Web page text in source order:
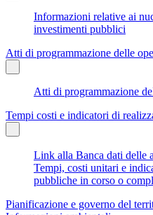
Informazioni relative ai
investimenti pubblici
Atti di programmazione delle
Atti di programmazione
Tempi costi e indicatori di
Link alla Banca dati delle
Tempi, costi unitari e
pubbliche in corso o
Pianificazione e governo del